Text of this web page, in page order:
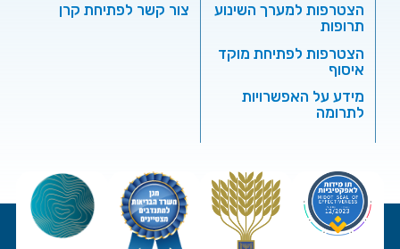
הצטרפות למערך השינוע
תרופות
הצטרפות לפתיחת מוקד
איסוף
מידע על האפשרויות
לתרומה
צור קשר לפתיחת קרן